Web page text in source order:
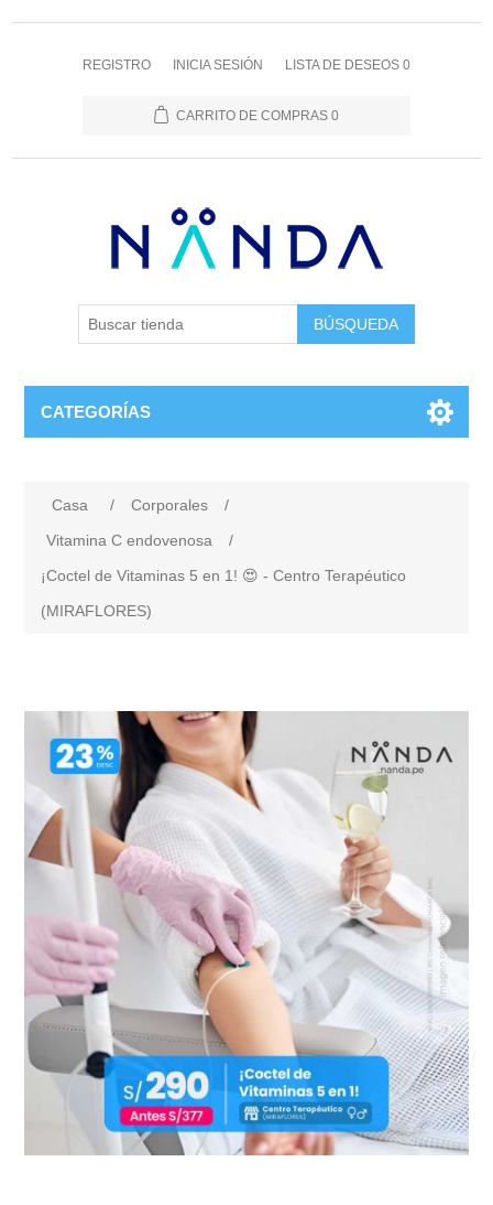
REGISTRO INICIA SESIÓN LISTA DE DESEOS 0
CARRITO DE COMPRAS 0
BÚSQUEDA
CATEGORÍAS
Casa / Corporales
/
Vitamina C endovenosa
/
¡Coctel de Vitaminas 5 en 1! 😍 - Centro Terapéutico
(MIRAFLORES)